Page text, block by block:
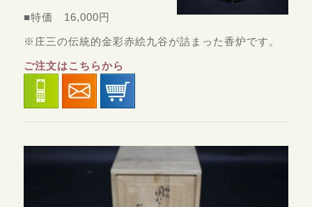
■特価 16,000円
※庄三の伝統的金彩赤絵九谷が詰まった香炉です。
ご注文はこちらから